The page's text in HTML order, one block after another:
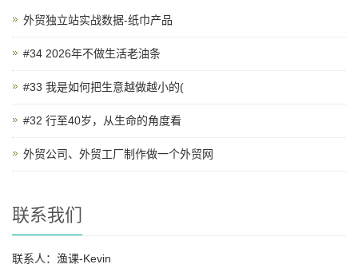
外贸独立站实战数据-纸巾产品
#34 2026年不做生活老油条
#33 我是如何把生意越做越小的(
#32 行至40岁，从生命的角度看
外贸公司、外贸工厂制作做一个外贸网
联系我们
联系人：渔课-Kevin